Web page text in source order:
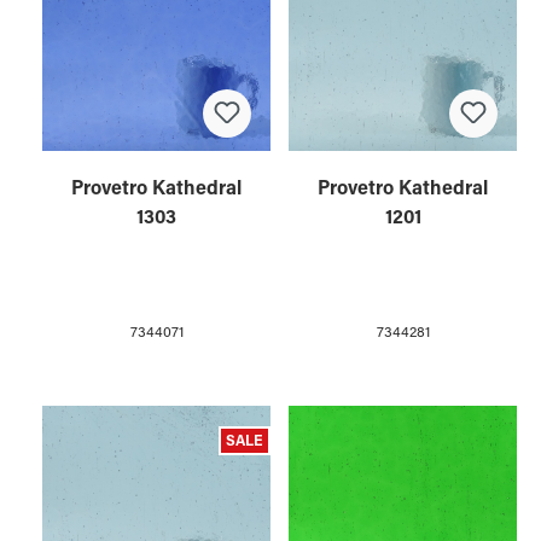
Provetro Kathedral
1303
7344071
Provetro Kathedral
1201
7344281
SALE